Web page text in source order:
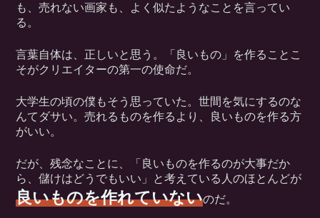
も、売れない画家も、よく似たようなことを言ってい
る。
言葉自体は、正しいと思う。「良いもの」を作ることこ
そがクリエイターの第一の使命だ。
大学生の頃の僕もそう思っていた。世間を気にするのな
んてダサい。売れるものを作るより、良いものを作る方
がいい。
だが、残念なことに、「良いものを作るのが大事だか
ら、儲けはどうでもいい」と考えている人のほとんどが
良いものを作れていないのだ。